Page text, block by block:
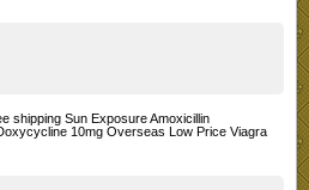
shipping Sun Exposure Amoxicillin
10mg Overseas Low Price Viagra